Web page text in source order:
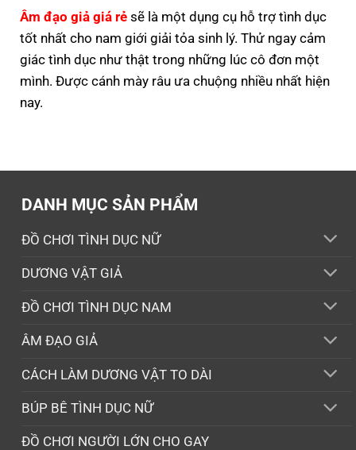
Âm đạo giả giá rẻ sẽ là một dụng cụ hỗ trợ tình dục
tốt nhất cho nam giới giải tỏa sinh lý. Thử ngay cảm
giác tình dục như thật trong những lúc cô đơn một
mình. Được cánh mày râu ưa chuộng nhiều nhất hiện
nay.
DANH MỤC SẢN PHẨM
ĐỒ CHƠI TÌNH DỤC NỮ
DƯƠNG VẬT GIẢ
ĐỒ CHƠI TÌNH DỤC NAM
ÂM ĐẠO GIẢ
CÁCH LÀM DƯƠNG VẬT TO DÀI
BÚP BÊ TÌNH DỤC NỮ
ĐỒ CHƠI NGƯỜI LỚN CHO GAY